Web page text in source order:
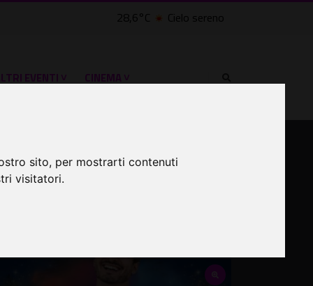
sito, per mostrarti contenuti
visitatori.
28,6°C Cielo sereno
EVENTI ˅ CINEMA ˅